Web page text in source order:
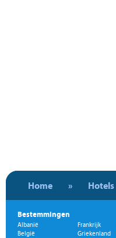
Home » Hotels
Bestemmingen
Albanië
België
Frankrijk
Griekenland